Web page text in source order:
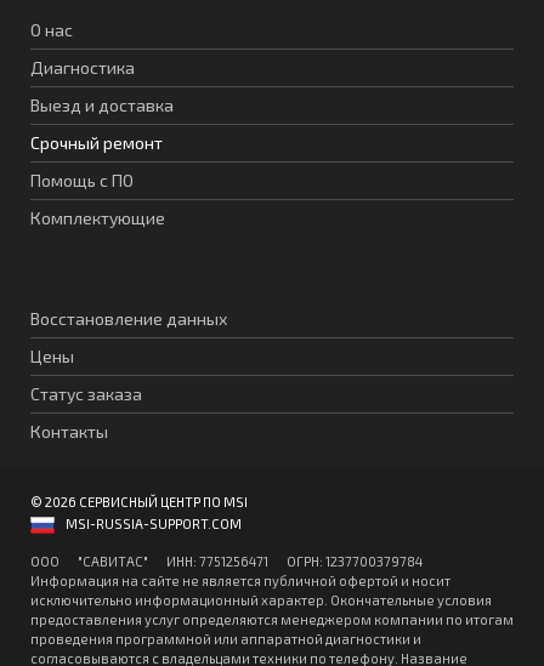
О нас
Диагностика
Выезд и доставка
Срочный ремонт
Помощь с ПО
Комплектующие
Восстановление данных
Цены
Статус заказа
Контакты
© 2026 СЕРВИСНЫЙ ЦЕНТР ПО MSI
MSI-RUSSIA-SUPPORT.COM
ООО "CАВИТAC" ИНН: 7751256471 ОГPН: 1237700379784
Информация на сайте не является публичной офертой и носит
исключительно информационный характер. Окончательные условия
предоставления услуг определяются менеджером компании по итогам
проведения программной или аппаратной диагностики и
согласовываются с владельцами техники по телефону. Название